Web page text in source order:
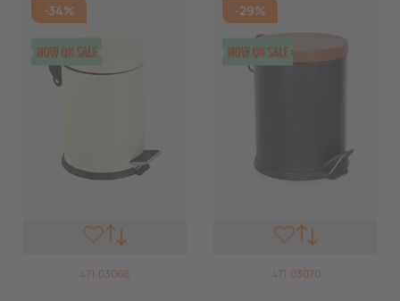
-34%
471.03066
-29%
471.03070